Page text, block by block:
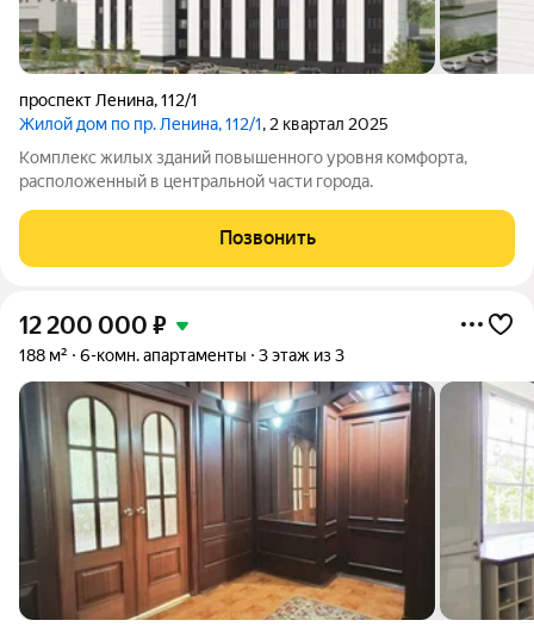
проспект Ленина,112/1
Жилой дом по пр. Ленина, 112/1, 2 квартал 2025
Комплекс жилых зданий повышенного уровня комфорта,
расположенный в центральной части города.
Позвонить
12 200 000 ₽
188 м² 6-комн. апартаменты 3 этаж из 3